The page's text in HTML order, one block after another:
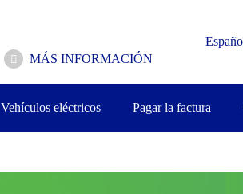
MÁS INFORMACIÓN
Vehículos eléctricos Pagar la factura